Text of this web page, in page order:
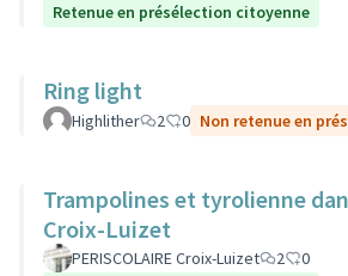
Retenue en présélection citoyenne
Ring light
Highlither 2 0 Non retenue en
Trampolines et tyrolienne
Croix-Luizet
PERISCOLAIRE Croix-Luizet 2
0